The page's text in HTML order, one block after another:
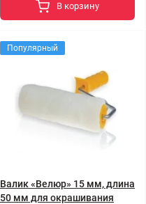
В корзину
Популярный
Валик «Велюр» 15 мм, длина
50 мм для окрашивания